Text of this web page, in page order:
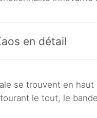
en détail
se trouvent en
le tout, le